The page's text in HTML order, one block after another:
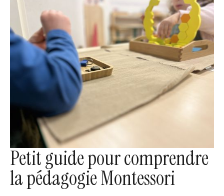
Petit guide pour comprendre
la pédagogie Montessori